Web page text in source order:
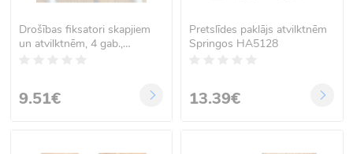
Drošības fiksatori skapjiem
un atvilktnēm, 4 gab.,
9.51€
Pretslīdes paklājs atvilktnēm
Springos HA5128
13.39€